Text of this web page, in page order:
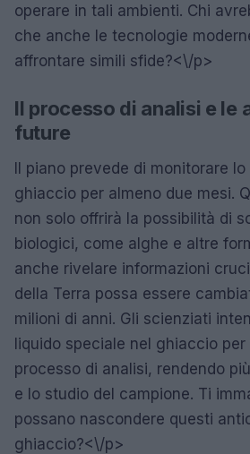
operare in tali ambienti. Chi
che anche le tecnologie
affrontare simili sfide?<\/p>
Il processo di analisi e le
future
Il piano prevede di monitorare
ghiaccio per almeno due mesi.
non solo offrirà la possibilità di
biologici, come alghe e altre
anche rivelare informazioni
della Terra possa essere
milioni di anni. Gli scienziati
liquido speciale nel ghiaccio
processo di analisi, rendendo
e lo studio del campione. Ti
possano nascondere questi
ghiaccio?<\/p>